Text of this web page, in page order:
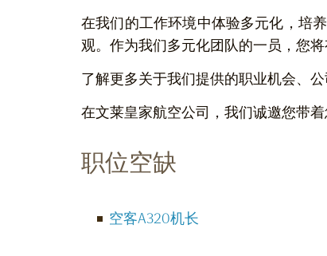
在我们的工作环境中体验多元化，培
观。作为我们多元化团队的一员，您
了解更多关于我们提供的职业机会、
在文莱皇家航空公司，我们诚邀您带
职位空缺
空客A320机长